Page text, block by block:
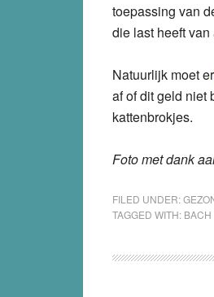
toepassing van
die last heeft
Natuurlijk moet er
af of dit geld niet
kattenbrokjes.
Foto met dank
FILED UNDER:
TAGGED WITH: BACH